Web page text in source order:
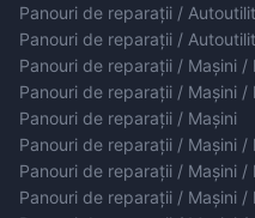
Panouri de reparații /
Panouri de reparații /
Panouri de reparații / Mașini /
Panouri de reparații / Mașini /
Panouri de reparații / Mașini
Panouri de reparații / Mașini /
Panouri de reparații / Mașini /
Panouri de reparații / Mașini /